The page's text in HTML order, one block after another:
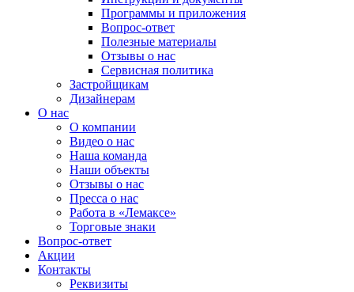
Программы и приложения
Вопрос-ответ
Полезные материалы
Отзывы о нас
Сервисная политика
Застройщикам
Дизайнерам
О нас
О компании
Видео о нас
Наша команда
Наши объекты
Отзывы о нас
Пресса о нас
Работа в «Лемаксе»
Торговые знаки
Вопрос-ответ
Акции
Контакты
Реквизиты